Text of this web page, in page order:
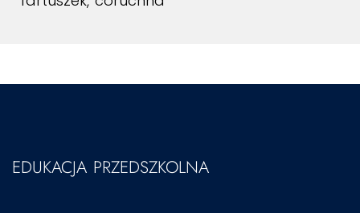
EDUKACJA PRZEDSZKOLNA